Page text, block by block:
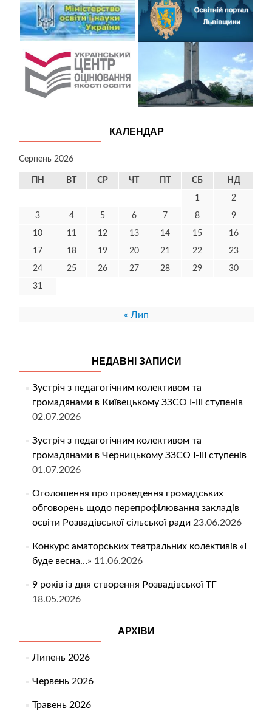
КАЛЕНДАР
Серпень 2026
ПН ВТ СР ЧТ СБ НД
1 2
3 4 5 6 7 8 9
10 11 12 13 14 15 16
17 18 19 20 21 22 23
24 25 26 27 28 29 30
31
« Лип
НЕДАВНІ ЗАПИСИ
Зустріч з педагогічним колективом та
громадянами в Київецькому ЗЗСО І-ІІІ ступенів
02.07.2026
Зустріч з педагогічним колективом та
громадянами в Черницькому ЗЗСО І-ІІІ ступенів
01.07.2026
Оголошення про проведення громадських
обговорень щодо перепрофілювання закладів
освіти Розвадівської сільської ради 23.06.2026
Конкурс аматорських театральних колективів «І
буде весна…» 11.06.2026
9 років із дня створення Розвадівської ТГ
18.05.2026
АРХІВИ
Липень 2026
Червень 2026
Травень 2026